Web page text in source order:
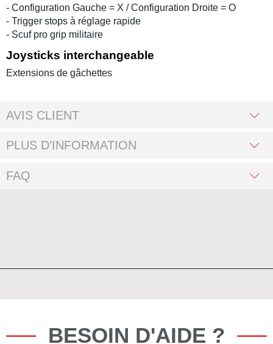
- Configuration Gauche = X / Configuration Droite = O
- Trigger stops à réglage rapide
- Scuf pro grip militaire
Joysticks interchangeable
Extensions de gâchettes
AVIS CLIENT
PLUS D’INFORMATION
FAQ
BESOIN D'AIDE ?